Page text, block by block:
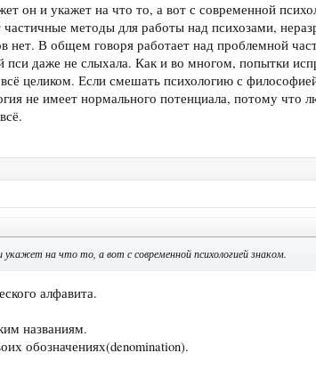
он и укажет на что то, а вот с современной
частичные методы для работы над психозами,
нет. В общем говоря работает над проблемной
даже не слыхала. Как и во многом, попытки
целиком. Если смешать психологию с
не имеет нормального потенциала, потому что
на что то, а вот с современной психологией знаком.
алфавита.
названиям.
обозначениях(denomination).